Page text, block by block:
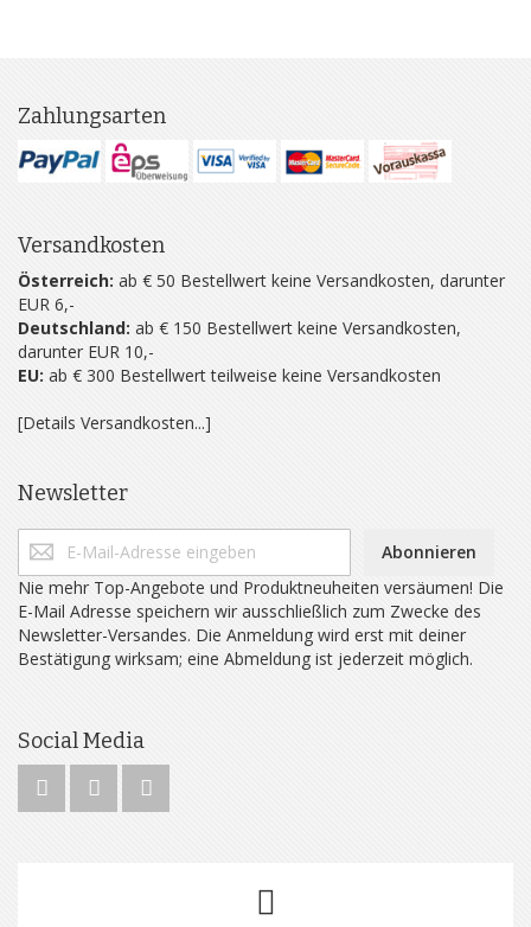
Zahlungsarten
Versandkosten
Österreich: ab € 50 Bestellwert keine Versandkosten, darunter
EUR 6,-
Deutschland: ab € 150 Bestellwert keine Versandkosten,
darunter EUR 10,-
EU: ab € 300 Bestellwert teilweise keine Versandkosten
[Details Versandkosten...]
Newsletter
Abonnieren
Nie mehr Top-Angebote und Produktneuheiten versäumen! Die
E-Mail Adresse speichern wir ausschließlich zum Zwecke des
Newsletter-Versandes. Die Anmeldung wird erst mit deiner
Bestätigung wirksam; eine Abmeldung ist jederzeit möglich.
Social Media